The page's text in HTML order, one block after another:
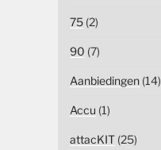
75(2)
90 (7)
Aanbiedingen(14)
Accu (1)
attacKIT(25)